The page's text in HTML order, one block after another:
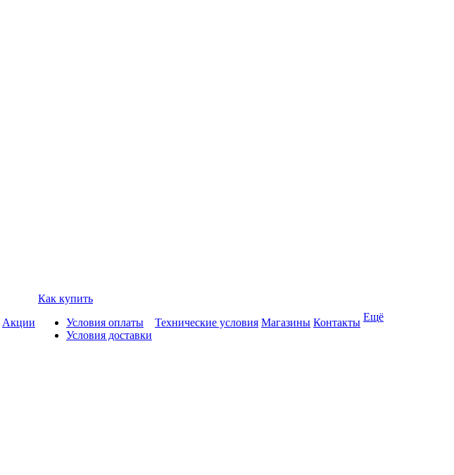
Акции
Как купить
Условия оплаты
Условия доставки
Технические условия Магазины Контакты Ещё